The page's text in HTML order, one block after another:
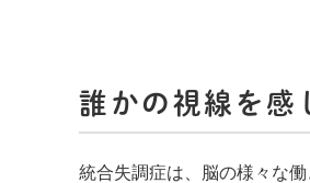
誰かの視線を感
統合失調症は、脳の様々な